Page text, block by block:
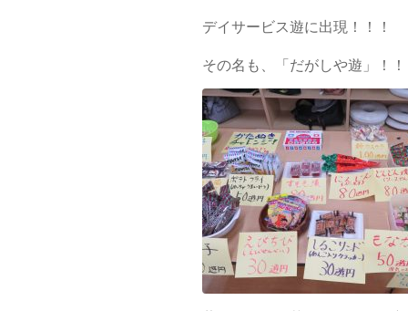
デイサービス遊に出現！！！
その名も、「だがしや遊」！